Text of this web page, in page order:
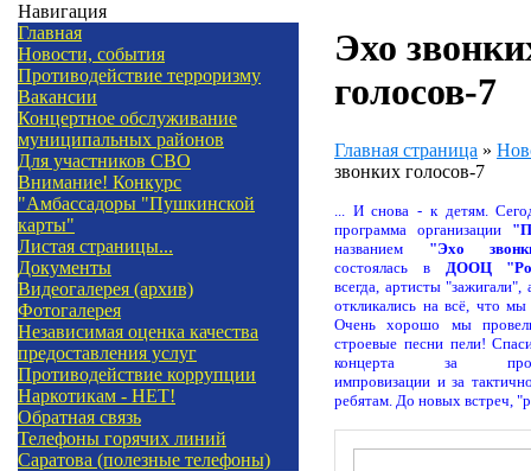
Навигация
Главная
Новости, события
Противодействие терроризму
Вакансии
Концертное обслуживание
муниципальных районов
Для участников СВО
Внимание! Конкурс
"Амбассадоры "Пушкинской
карты"
Листая страницы...
Документы
Видеогалерея (архив)
Фотогалерея
Независимая оценка качества
предоставления услуг
Противодействие коррупции
Наркотикам - НЕТ!
Обратная связь
Телефоны горячих линий
Саратова (полезные телефоны)
Эхо
голосов-7
Главная страница »
звонких голосов-7
... И снова - к детям.
программа организации
названием "Эхо
состоялась в ДООЦ
всегда, артисты "зажигали",
откликались на всё, что мы
Очень хорошо мы
строевые песни пели!
концерта за
импровизации и за
ребятам. До новых встреч,